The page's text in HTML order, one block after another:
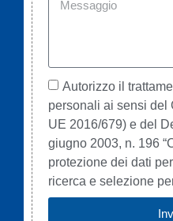
Autorizzo il
personali ai sensi del
UE 2016/679) e del
giugno 2003, n. 196
protezione dei dati
ricerca e selezione